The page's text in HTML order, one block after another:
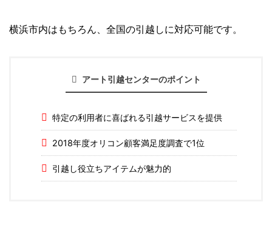
横浜市内はもちろん、全国の引越しに対応可能です。
アート引越センターのポイント
特定の利用者に喜ばれる引越サービスを提供
2018年度オリコン顧客満足度調査で1位
引越し役立ちアイテムが魅力的